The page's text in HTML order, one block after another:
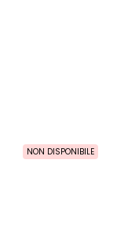
NON DISPONIBILE